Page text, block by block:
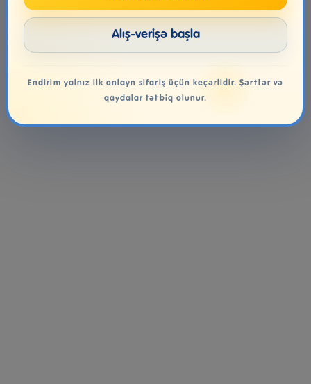
Alış-verişə başla
Endirim yalnız ilk onlayn sifariş üçün keçərlidir. Şərtlər və
qaydalar tətbiq olunur.